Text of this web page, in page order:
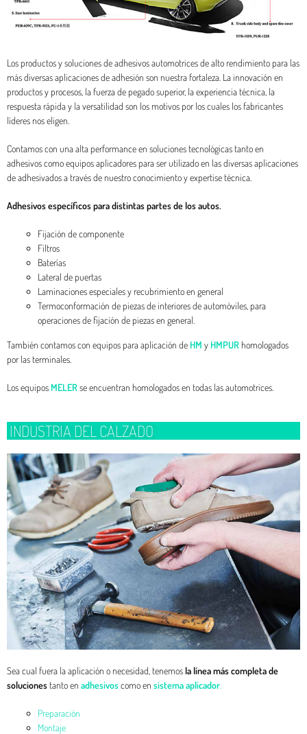
Los productos y soluciones de adhesivos automotrices de alto rendimiento para las
más diversas aplicaciones de adhesión son nuestra fortaleza. La innovación en
productos y procesos, la fuerza de pegado superior, la experiencia técnica, la
respuesta rápida y la versatilidad son los motivos por los cuales los fabricantes
líderes nos eligen.
Contamos con una alta performance en soluciones tecnológicas tanto en
adhesivos como equipos aplicadores para ser utilizado en las diversas aplicaciones
de adhesivados a través de nuestro conocimiento y expertise técnica.
Adhesivos específicos para distintas partes de los autos.
Fijación de componente
Filtros
Baterías
Lateral de puertas
Laminaciones especiales y recubrimiento en general
Termoconformación de piezas de interiores de automóviles, para
operaciones de fijación de piezas en general.
También contamos con equipos para aplicación de HM y HMPUR homologados
por las terminales.
Los equipos MELERse encuentran homologados en todas las automotrices.
INDUSTRIA DEL CALZADO
Sea cual fuera la aplicación o necesidad, tenemosla línea más completa de
solucionestanto en adhesivoscomo en sistema aplicador
Preparación
Montaje